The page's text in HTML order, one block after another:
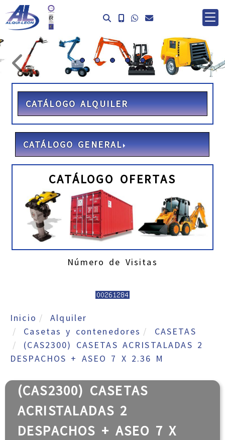
prev
CATÁLOGO ALQUILER
CATÁLOGO GENERAL
CATÁLOGO OFERTAS
Número de Visitas
Inicio
Alquiler
Casetas y contenedores
CASETAS
(CAS2300) CASETAS ACRISTALADAS 2
DESPACHOS + ASEO 7 X 2.36 M
(CAS2300) CASETAS
ACRISTALADAS 2
DESPACHOS + ASEO 7 X